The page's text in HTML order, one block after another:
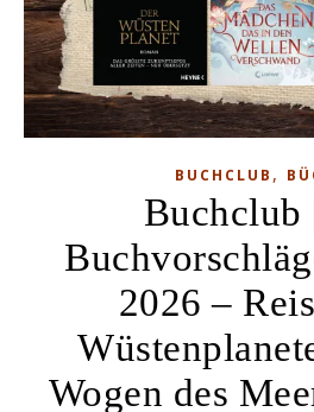
BUCHCLUB ,
Buchclub
2026 –
Wogen des